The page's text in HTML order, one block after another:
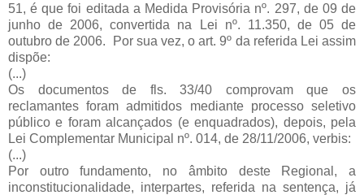
51, é que foi editada a Medida Provisória nº. 297, de 09 de
junho de 2006, convertida na Lei nº. 11.350, de 05 de
outubro de 2006. Por sua vez, o art. 9º da referida Lei assim
dispõe:
(...)
Os documentos de fls. 33/40 comprovam que os
reclamantes foram admitidos mediante processo seletivo
público e foram alcançados (e enquadrados), depois, pela
Lei Complementar Municipal nº. 014, de 28/11/2006, verbis:
(...)
Por outro fundamento, no âmbito deste Regional, a
inconstitucionalidade, interpartes, referida na sentença, já